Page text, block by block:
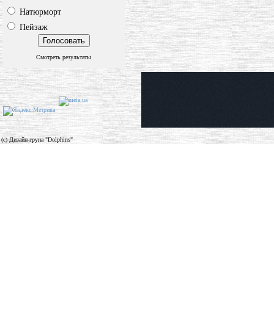
Натюрморт
Пейзаж
Смотреть результаты
(c) Дизайн-група "Dolphins"